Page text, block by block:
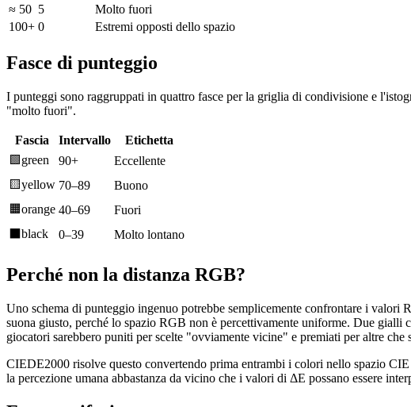
≈ 50 5
Molto fuori
100+ 0 Estremi opposti dello spazio
Fasce di punteggio
I punteggi sono raggruppati in quattro fasce per la griglia di condivisione e
"molto fuori".
Fascia Intervallo
Etichetta
🟩 green 90+
Eccellente
🟨yellow 70–89
Buono
🟧orange 40–69
Fuori
black 0–39 Molto lontano
Perché non la distanza RGB?
Uno schema di punteggio ingenuo potrebbe semplicemente confrontare i valori
suona giusto, perché lo spazio RGB non è percettivamente uniforme. Due gialli
giocatori sarebbero puniti per scelte "ovviamente vicine" e premiati per altre che
CIEDE2000 risolve questo convertendo prima entrambi i colori nello spazio
la percezione umana abbastanza da vicino che i valori di ΔE possano essere